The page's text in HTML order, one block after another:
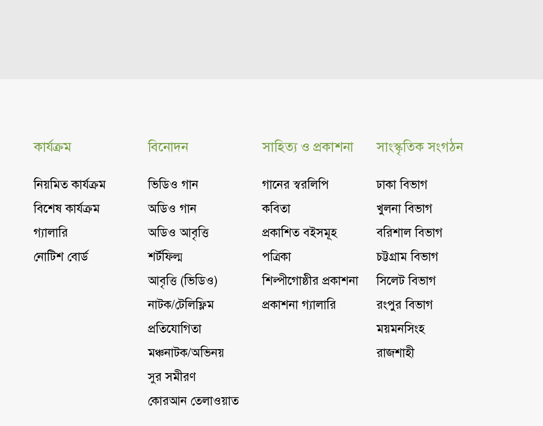
কার্যক্রম
নিয়মিত কার্যক্রম
বিশেষ কার্যক্রম
গ্যালারি
নোটিশ বোর্ড
বিনোদন
ভিডিও গান
অডিও গান
অডিও আবৃত্তি
শর্টফিল্ম
আবৃত্তি (ভিডিও)
নাটক/টেলিফ্লিম
প্রতিযোগিতা
মঞ্চনাটক/অভিনয়
সুর সমীরণ
কোরআন তেলাওয়াত
সাহিত্য ও প্রকাশনা
গানের স্বরলিপি
কবিতা
প্রকাশিত বইসমূহ
পত্রিকা
শিল্পীগোষ্ঠীর প্রকাশনা
প্রকাশনা গ্যালারি
সাংস্কৃতিক সংগঠন
ঢাকা বিভাগ
খুলনা বিভাগ
বরিশাল বিভাগ
চট্টগ্রাম বিভাগ
সিলেট বিভাগ
রংপুর বিভাগ
ময়মনসিংহ
রাজশাহী